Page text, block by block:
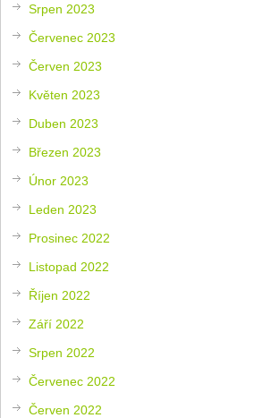
Srpen 2023
Červenec 2023
Červen 2023
Květen 2023
Duben 2023
Březen 2023
Únor 2023
Leden 2023
Prosinec 2022
Listopad 2022
Říjen 2022
Září 2022
Srpen 2022
Červenec 2022
Červen 2022